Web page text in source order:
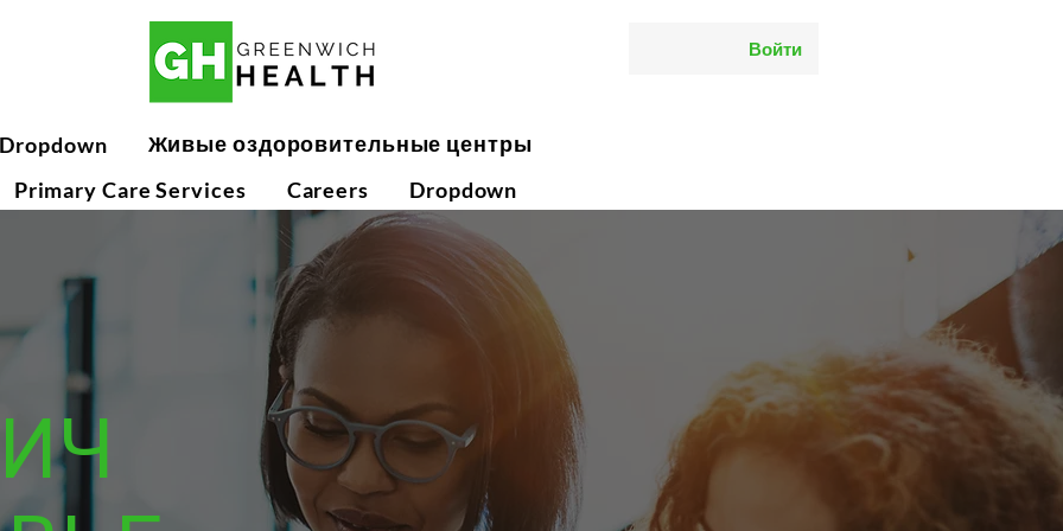
Войти
Dropdown
Живые оздоровительные центры
Primary Care Services
Careers Dropdown